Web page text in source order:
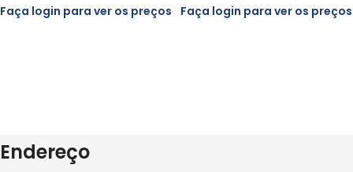
Faça login para ver os preços Faça login para ver os preços
Endereço